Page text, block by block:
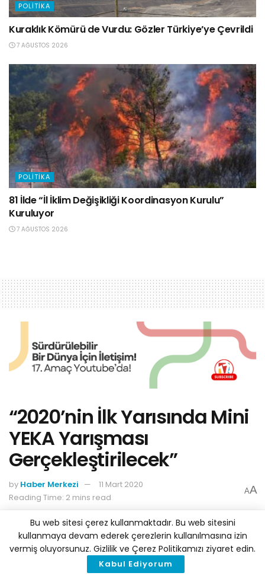
POLITIKA
Kuraklık Kömürü de Vurdu: Gözler Türkiye’ye Çevrildi
7 AĞUSTOS 2026
POLITIKA
81 İlde “İl İklim Değişikliği Koordinasyon Kurulu”
Kuruluyor
7 AĞUSTOS 2026
“2020’nin İlk Yarısında Mini
YEKA Yarışması
Gerçekleştirilecek”
by Haber Merkezi
11 Mart 2020
Reading Time: 2 mins read
AA
Bu web sitesi çerez kullanmaktadır. Bu web sitesini
kullanmaya devam ederek çerezlerin kullanılmasına izin
vermiş oluyorsunuz. Gizlilik ve Çerez Politikamızı ziyaret edin.
Kabul Ediyorum